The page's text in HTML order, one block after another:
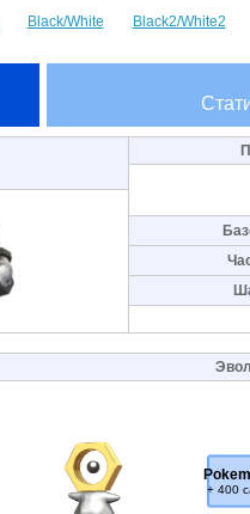
Black/White Black2/White2
+ 400